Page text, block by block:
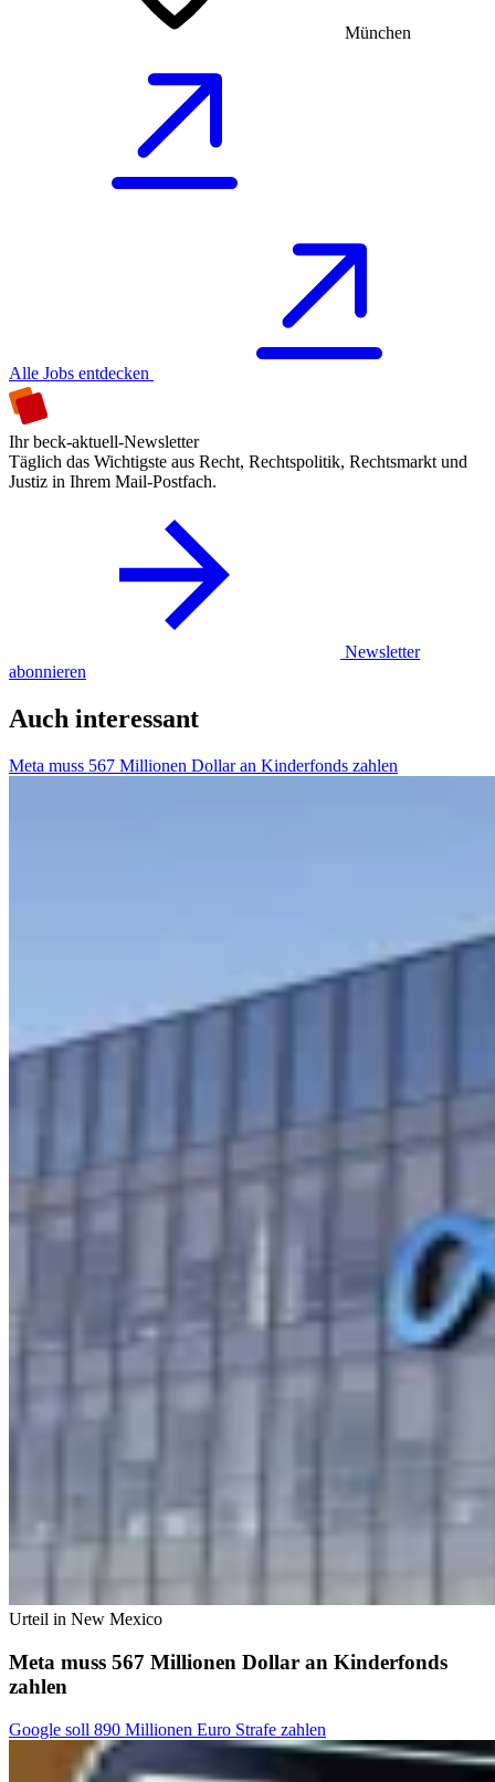
München
Alle Jobs entdecken
Ihr beck-aktuell-Newsletter
Täglich das Wichtigste aus Recht, Rechtspolitik, Rechtsmarkt und
Justiz in Ihrem Mail-Postfach.
Newsletter
abonnieren
Auch interessant
Meta muss 567 Millionen Dollar an Kinderfonds zahlen
Urteil in New Mexico
Meta muss 567 Millionen Dollar an Kinderfonds
zahlen
Google soll 890 Millionen Euro Strafe zahlen